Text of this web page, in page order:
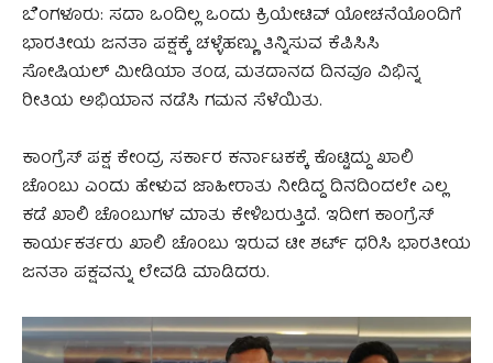
ಬೆಂಗಳೂರು: ಸದಾ ಒಂದಿಲ್ಲ ಒಂದು ಕ್ರಿಯೇಟಿವ್‌ ಯೋಚನೆಯೊಂದಿಗೆ
ಭಾರತೀಯ ಜನತಾ ಪಕ್ಷಕ್ಕೆ ಚಳ್ಳೆಹಣ್ಣು ತಿನ್ನಿಸುವ ಕೆಪಿಸಿಸಿ
ಸೋಷಿಯಲ್ ಮೀಡಿಯಾ ತಂಡ, ಮತದಾನದ ದಿನವೂ ವಿಭಿನ್ನ
ರೀತಿಯ ಅಭಿಯಾನ ನಡೆಸಿ ಗಮನ ಸೆಳೆಯಿತು.
ಕಾಂಗ್ರೆಸ್‌ ಪಕ್ಷ ಕೇಂದ್ರ ಸರ್ಕಾರ ಕರ್ನಾಟಕಕ್ಕೆ ಕೊಟ್ಟಿದ್ದು ಖಾಲಿ
ಚೊಂಬು ಎಂದು ಹೇಳುವ ಜಾಹೀರಾತು ನೀಡಿದ್ದ ದಿನದಿಂದಲೇ ಎಲ್ಲ
ಕಡೆ ಖಾಲಿ ಚೊಂಬುಗಳ ಮಾತು ಕೇಳಿಬರುತ್ತಿದೆ. ಇದೀಗ ಕಾಂಗ್ರೆಸ್‌
ಕಾರ್ಯಕರ್ತರು ಖಾಲಿ ಚೊಂಬು ಇರುವ ಟೀ ಶರ್ಟ್‌ ಧರಿಸಿ ಭಾರತೀಯ
ಜನತಾ ಪಕ್ಷವನ್ನು ಲೇವಡಿ ಮಾಡಿದರು.